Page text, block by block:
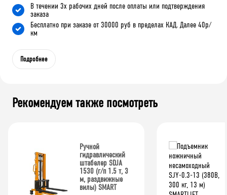
В течении 3х рабочих дней после оплаты или подтверждения
заказа
Бесплатно при заказе от 30000 руб в пределах КАД. Далее 40р/
км
Подробнее
Рекомендуем также посмотреть
Ручной
гидравлический
штабелер SDJA
1530 (г/п 1.5 т, 3
м, раздвижные
вилы) SMART